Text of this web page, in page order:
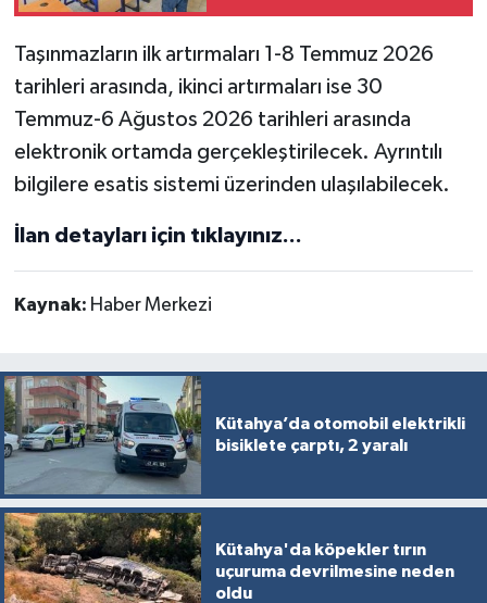
Taşınmazların ilk artırmaları 1-8 Temmuz 2026
tarihleri arasında, ikinci artırmaları ise 30
Temmuz-6 Ağustos 2026 tarihleri arasında
elektronik ortamda gerçekleştirilecek. Ayrıntılı
bilgilere esatis sistemi üzerinden ulaşılabilecek.
İlan detayları için tıklayınız...
Kaynak: Haber Merkezi
Kütahya’da otomobil elektrikli
bisiklete çarptı, 2 yaralı
Kütahya'da köpekler tırın
uçuruma devrilmesine neden
oldu
Video Galeri
Yaşam
Yemek Tarifleri